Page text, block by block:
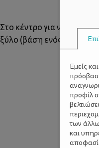
Στο κέντρο για να
ξύλο (βάση ενός άλλου
Εμείς και
προφίλ
των
και